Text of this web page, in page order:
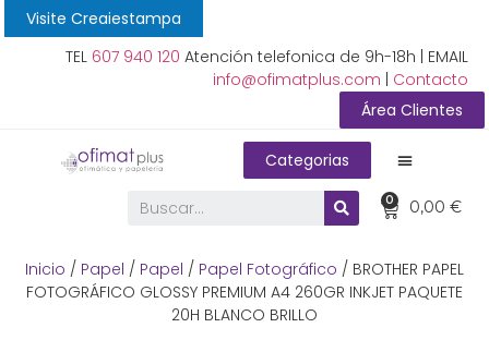
Visite Creaiestampa
TEL 607 940 120 Atención telefonica de 9h-18h | EMAIL
info@ofimatplus.com
Contacto
Área Clientes
Categorias
0,00€
0
Inicio / Papel / Papel / Papel Fotográfico / BROTHER PAPEL
FOTOGRÁFICO GLOSSY PREMIUM A4 260GR INKJET PAQUETE
20H BLANCO BRILLO